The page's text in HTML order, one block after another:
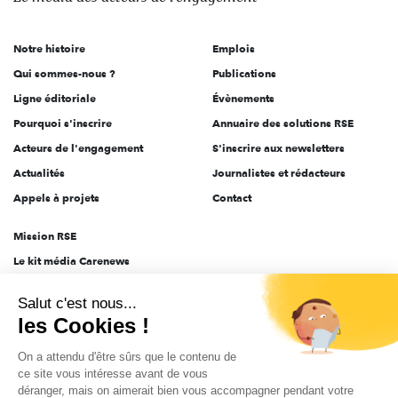
l'engagement
Notre histoire
Qui sommes-nous ?
Ligne éditoriale
Pourquoi s'inscrire
Acteurs de l'engagement
Actualités
Appels à projets
Emplois
Publications
Évènements
Annuaire des solutions RSE
S'inscrire aux newsletters
Journalistes et rédacteurs
Contact
Mission RSE
Le kit média Carenews
AEF info
Novethic
PRODURABLE
Inclusiv Day
Salut c'est nous...
les Cookies !
On a attendu d'être sûrs que le contenu de
ce site vous intéresse avant de vous
déranger, mais on aimerait bien vous accompagner pendant votre